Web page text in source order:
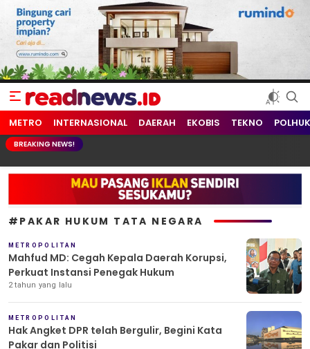
readnews.id
Berita Terkini, Update Terbaru Hari ini dari Indonesia dan Dunia
METRO INTERNASIONAL DAERAH EKOBIS TEKNO
BREAKING NEWS!
#PAKAR HUKUM TATA NEGARA
METROPOLITAN
Mahfud MD: Cegah Kepala Daerah Korupsi,
Perkuat Instansi Penegak Hukum
2 tahun yang lalu
METROPOLITAN
Hak Angket DPR telah Bergulir, Begini Kata
Pakar dan Politisi